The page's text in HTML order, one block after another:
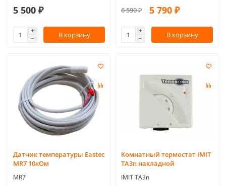
5 500 ₽
В корзину
6 590 ₽ 5 790 ₽
В корзину
Датчик температуры Eastec
MR7 10кОм
MR7
Комнатный термостат IMIT
TA3n накладной
IMIT TA3n